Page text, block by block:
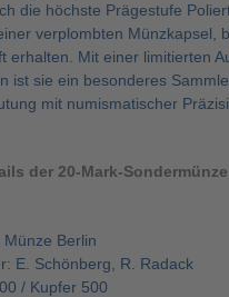
die höchste Prägestufe
verplombten Münzkapsel,
erhalten. Mit einer limitierten
ist sie ein besonderes
mit numismatischer
der 20-Mark-Sondermünze
Münze Berlin
E. Schönberg, R. Radack
/ Kupfer 500